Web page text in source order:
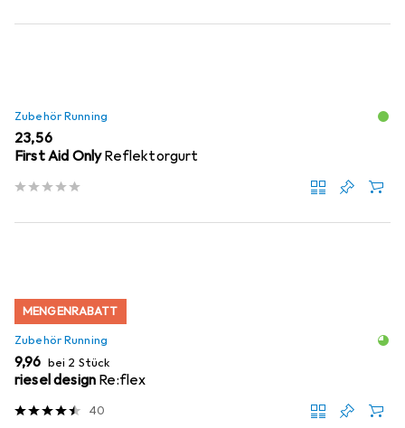
Zubehör Running
EUR
23,56
First Aid OnlyReflektorgurt
MENGENRABATT
Zubehör Running
EUR
9,96 bei 2 Stück
riesel design Re:flex
40